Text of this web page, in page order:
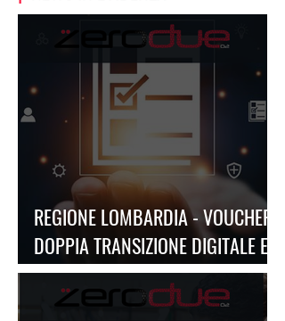
REGIONE LOMBARDIA - VOUCHER
DOPPIA TRANSIZIONE DIGITALE ED
ECOLOGICA 2026